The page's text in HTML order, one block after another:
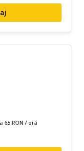
65 RON / oră